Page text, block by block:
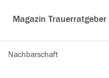
Magazin Trauerratgeber
Nachbarschaft